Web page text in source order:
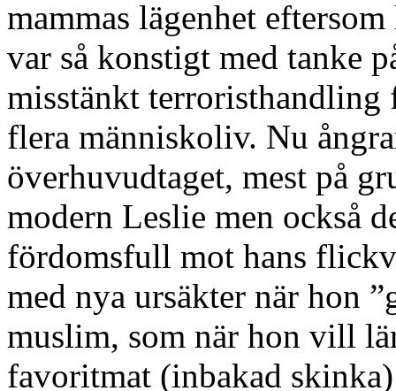
mammas lägenhet
var så konstigt med tanke
misstänkt terroristhandling
flera människoliv. Nu
överhuvudtaget, mest på
modern Leslie men också
fördomsfull mot hans
med nya ursäkter när hon
muslim, som när hon vill
favoritmat (inbakad